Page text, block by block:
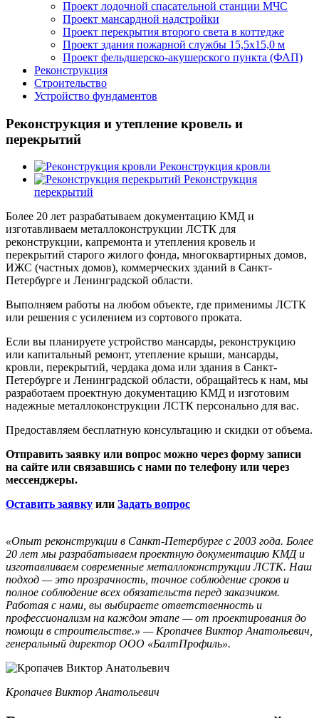
Проект лодочной спасательной станции МЧС
Проект мансардной надстройки
Проект перекрытия второго света в коттедже
Проект здания пожарной службы 15,5х15,0 м
Проект фельдшерско-акушерского пункта (ФАП)
Реконструкция
Строительство
Устройство фундаментов
Реконструкция и утепление кровель и
перекрытий
Реконструкция кровли
Реконструкция
перекрытий
Более 20 лет разрабатываем документацию КМД и
изготавливаем металлоконструкции ЛСТК для
реконструкции, капремонта и утепления кровель и
перекрытий старого жилого фонда, многоквартирных домов,
ИЖС (частных домов), коммерческих зданий в Санкт-
Петербурге и Ленинградской области.
Выполняем работы на любом объекте, где применимы ЛСТК
или решения с усилением из сортового проката.
Если вы планируете устройство мансарды, реконструкцию
или капитальный ремонт, утепление крыши, мансарды,
кровли, перекрытий, чердака дома или здания в Санкт-
Петербурге и Ленинградской области, обращайтесь к нам, мы
разработаем проектную документацию КМД и изготовим
надежные металлоконструкции ЛСТК персонально для вас.
Предоставляем бесплатную консультацию и скидки от объема.
Отправить заявку или вопрос можно через форму записи
на сайте или связавшись с нами по телефону или через
мессенджеры.
Оставить заявку или Задать вопрос
«Опыт реконструкции в Санкт-Петербурге с 2003 года. Более
20 лет мы разрабатываем проектную документацию КМД и
изготавливаем современные металлоконструкции ЛСТК. Наш
подход — это прозрачность, точное соблюдение сроков и
полное соблюдение всех обязательств перед заказчиком.
Работая с нами, вы выбираете ответственность и
профессионализм на каждом этапе — от проектирования до
помощи в строительстве.» — Кропачев Виктор Анатольевич,
генеральный директор ООО «БалтПрофиль».
Кропачев Виктор Анатольевич